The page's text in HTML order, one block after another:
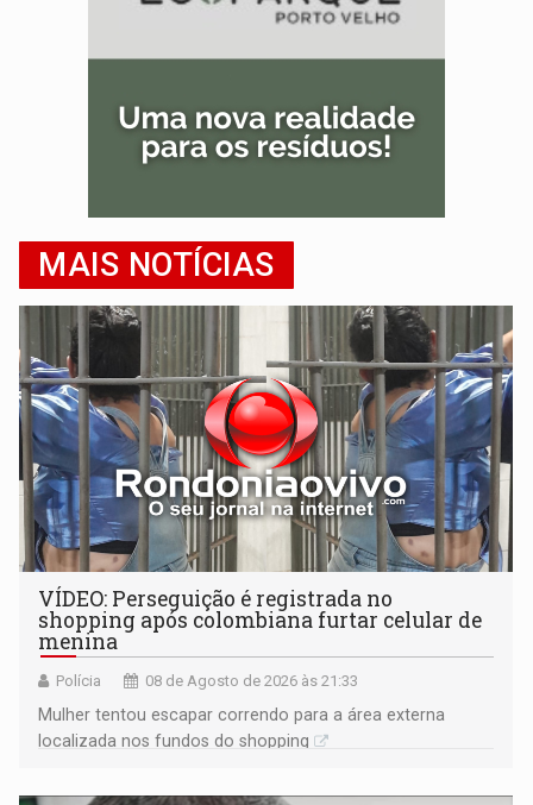
MAIS NOTÍCIAS
VÍDEO: Perseguição é registrada no
shopping após colombiana furtar celular de
menina
Polícia 08 de Agosto de 2026 às 21:33
Mulher tentou escapar correndo para a área externa
localizada nos fundos do shopping